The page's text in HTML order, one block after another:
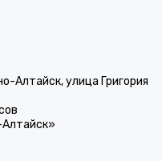
Алтайск, улица Григория